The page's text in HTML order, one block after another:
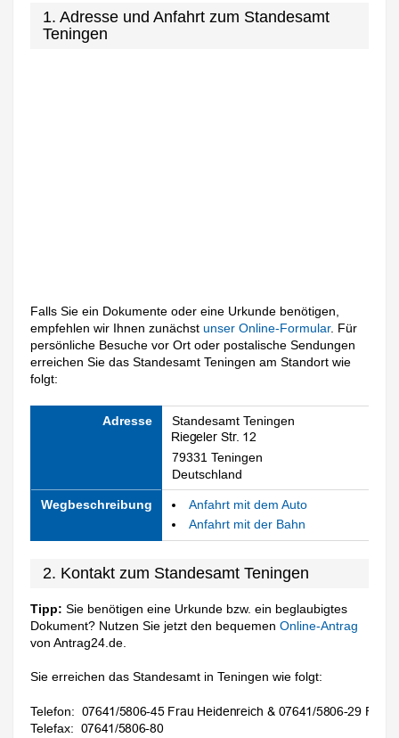
1. Adresse und Anfahrt zum Standesamt
Teningen
Falls Sie ein Dokumente oder eine Urkunde benötigen,
empfehlen wir Ihnen zunächstunser Online-Formular. Für
persönliche Besuche vor Ort oder postalische Sendungen
erreichen Sie das Standesamt Teningen am Standort wie
folgt:
Adresse Standesamt Teningen
79331 Teningen
Deutschland
Wegbeschreibung
Anfahrt mit dem Auto
Anfahrt mit der Bahn
2. Kontakt zum Standesamt Teningen
Tipp: Sie benötigen eine Urkunde bzw. ein beglaubigtes
Dokument? Nutzen Sie jetzt den bequemenOnline-Antrag
von Antrag24.de.
Sie erreichen das Standesamt in Teningen wie folgt:
Telefon:
Telefax: